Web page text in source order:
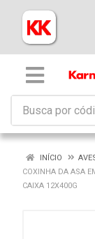
INÍCIO
COXINHA DA ASA
CAIXA 12X400G